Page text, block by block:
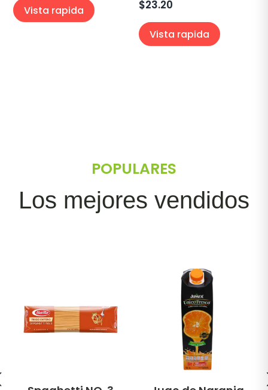
Vista rapida $23.20
Vista rapida
POPULARES
Los mejores vendidos